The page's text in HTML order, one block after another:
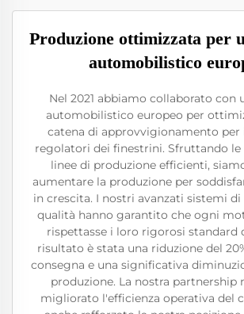
Produzione ottimizzata per
automobilistico
Nel 2021 abbiamo collaborato con
automobilistico europeo per
catena di approvvigionamento
regolatori dei finestrini. Sfruttando le
linee di produzione efficienti,
aumentare la produzione per
in crescita. I nostri avanzati sistemi
qualità hanno garantito che ogni
rispettasse i loro rigorosi standard
risultato è stata una riduzione del
consegna e una significativa
produzione. La nostra partnership
migliorato l'efficienza operativa del